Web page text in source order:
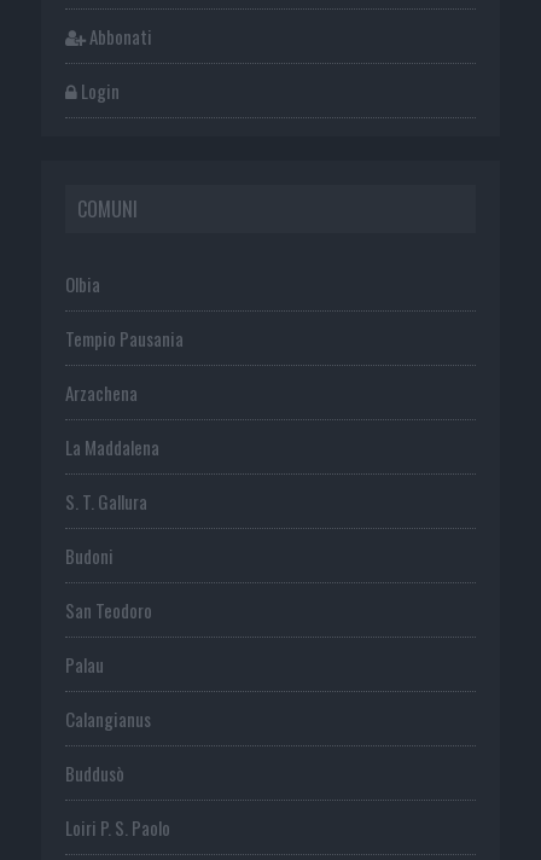
Abbonati
Login
COMUNI
Olbia
Tempio Pausania
Arzachena
La Maddalena
S. T. Gallura
Budoni
San Teodoro
Palau
Calangianus
Buddusò
Loiri P. S. Paolo